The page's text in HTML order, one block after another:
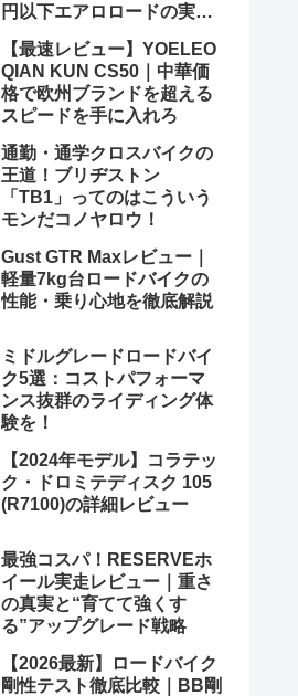
円以下エアロロードの実力
斬る
【最速レビュー】YOELEO
QIAN KUN CS50｜中華価
格で欧州ブランドを超える
スピードを手に入れろ
通勤・通学クロスバイクの
王道！ブリヂストン
「TB1」ってのはこういう
モンだコノヤロウ！
Gust GTR Maxレビュー｜
軽量7kg台ロードバイクの
性能・乗り心地を徹底解説
ミドルグレードロードバイ
ク5選：コストパフォーマ
ンス抜群のライディング体
験を！
【2024年モデル】コラテッ
ク・ドロミテディスク 105
(R7100)の詳細レビュー
最強コスパ！RESERVEホ
イール実走レビュー｜重さ
の真実と“育てて強くす
る”アップグレード戦略
【2026最新】ロードバイク
剛性テスト徹底比較｜BB剛